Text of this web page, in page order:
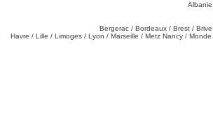
Albanie
Bergerac / Bordeaux / Brest / Brive
Havre / Lille / Limoges / Lyon / Marseille / Metz Nancy / Monde